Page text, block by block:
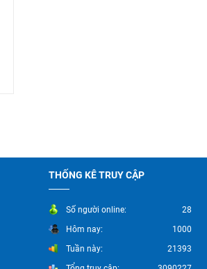
THỐNG KÊ TRUY CẬP
Số người online:
28
Hôm nay:
1000
Tuần này:
21393